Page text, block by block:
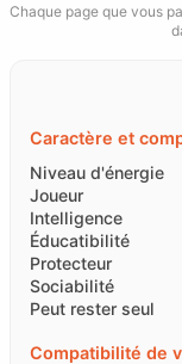
Chaque page que vous
Caractère et
Niveau d'énergie
Joueur
Intelligence
Éducatibilité
Protecteur
Sociabilité
Peut rester seul
Compatibilité de